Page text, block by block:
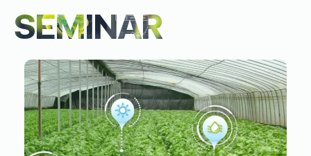
SEMINAR